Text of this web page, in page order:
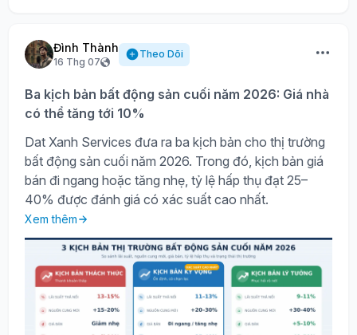
Đình Thành
16 Thg 07
Theo Dõi
Ba kịch bản bất động sản cuối năm 2026: Giá nhà
có thể tăng tới 10%
Dat Xanh Services đưa ra ba kịch bản cho thị trường
bất động sản cuối năm 2026. Trong đó, kịch bản giá
bán đi ngang hoặc tăng nhẹ, tỷ lệ hấp thụ đạt 25–
40% được đánh giá có xác suất cao nhất.
Xem thêm